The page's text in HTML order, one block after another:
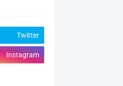
Twitter
Instagram